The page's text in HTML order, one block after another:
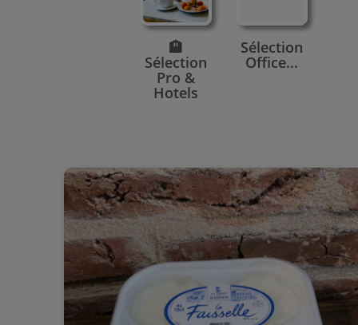
🏨
Sélection
Pro &
Hotels
Sélection
Office...